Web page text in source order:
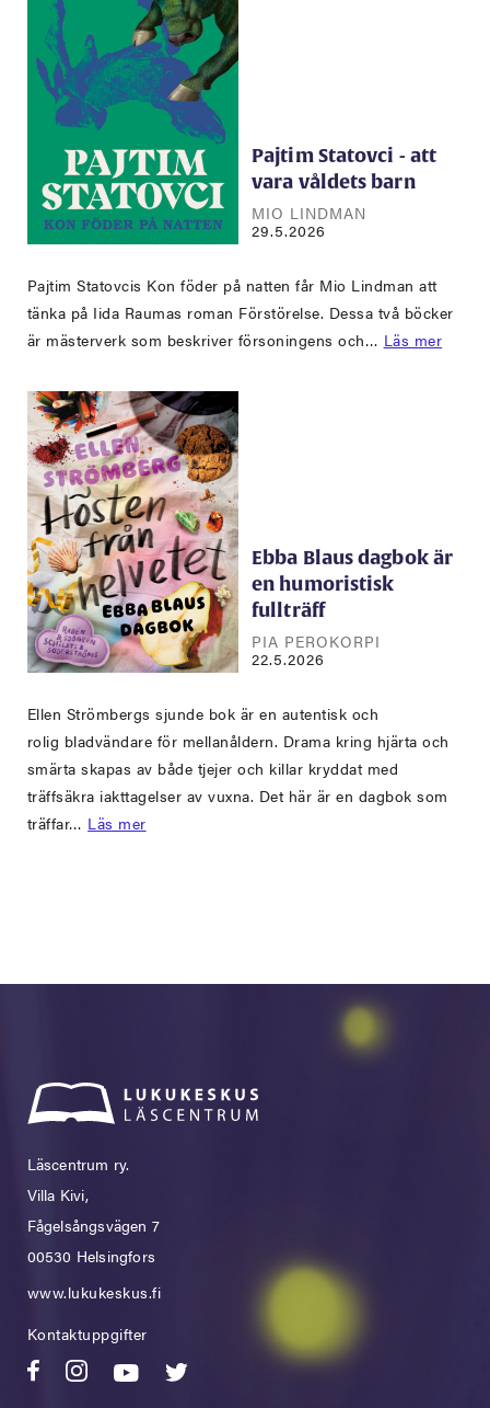
Pajtim Statovci - att
vara våldets barn
MIO LINDMAN
29.5.2026
Pajtim Statovcis Kon föder på natten får Mio Lindman att
tänka på Iida Raumas roman Förstörelse. Dessa två böcker
är mästerverk som beskriver försoningens och… Läs mer
Ebba Blaus dagbok är
en humoristisk
fullträff
PIA PEROKORPI
22.5.2026
Ellen Strömbergs sjunde bok är en autentisk och
rolig bladvändare för mellanåldern. Drama kring hjärta och
smärta skapas av både tjejer och killar kryddat med
träffsäkra iakttagelser av vuxna. Det här är en dagbok som
träffar… Läs mer
Läscentrum ry.
Villa Kivi,
Fågelsångsvägen 7
00530 Helsingfors
www.lukukeskus.fi
Kontaktuppgifter